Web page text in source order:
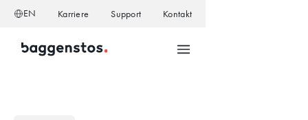
EN Karriere Support Kontakt